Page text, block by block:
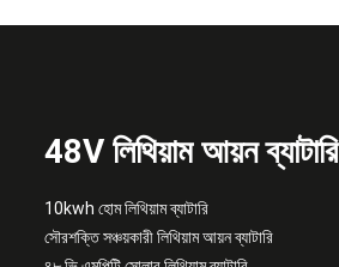
48V লিথিয়াম আয়ন ব্যাটারি
10kwh হোম লিথিয়াম ব্যাটারি
সৌরশক্তি সঞ্চয়কারী লিথিয়াম আয়ন ব্যাটারি